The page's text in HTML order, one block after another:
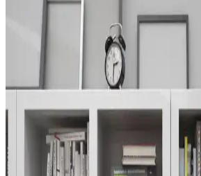
Yastık kılıfı seçiminde malzeme, renk ve
dokular, trend renkler ve bakım kolaylığıyla
tamamlayan seçenekler sunuyoruz.
Yatak Odası Dekorasyonunda
Artıran Ürünler ve Seçenekler
Yatak odası dekorasyonunda ergonomik
ve şık örtülerle uyku kalitenizi yükseltin,
uygun hale getirin.
Yastık Kılıfı Seçimi ve
İpuçları